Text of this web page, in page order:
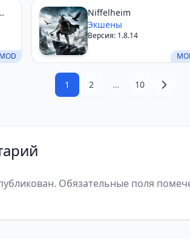
MOD
Niffelheim
Экшены
Версия: 1.8.14
1 2 … 10
Обязательные поля